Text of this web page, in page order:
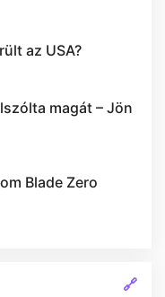
az USA?
magát – Jön
Blade Zero
🔗